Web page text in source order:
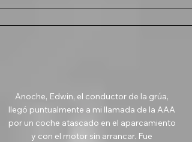
Anoche, Edwin, el conductor de la grúa,
llegó puntualmente a mi llamada de la AAA
por un coche atascado en el aparcamiento
y con el motor sin arrancar. Fue